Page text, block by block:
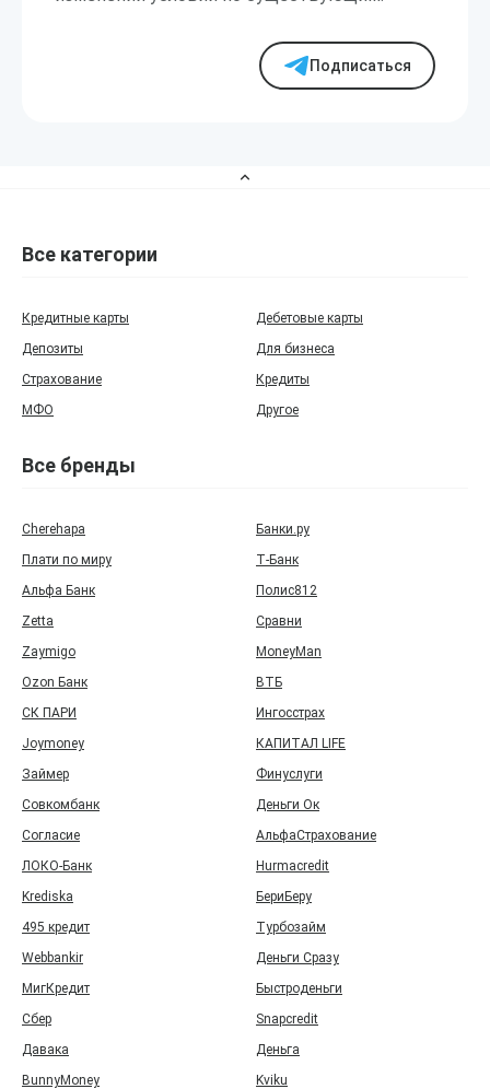
Подписаться
Все категории
Кредитные карты
Дебетовые карты
Депозиты
Для бизнеса
Страхование
Кредиты
МФО
Другое
Все бренды
Cherehapa
Банки.ру
Плати по миру
Т‑Банк
Альфа Банк
Полис812
Zetta
Сравни
Zaymigo
MoneyMan
Ozon Банк
ВТБ
СК ПАРИ
Ингосстрах
Joymoney
КАПИТАЛ LIFE
Займер
Финуслуги
Совкомбанк
Деньги Ок
Согласие
АльфаСтрахование
ЛОКО-Банк
Hurmacredit
Krediska
БериБеру
495 кредит
Турбозайм
Webbankir
Деньги Сразу
МигКредит
Быстроденьги
Сбер
Snapcredit
Давака
Деньга
BunnyMoney
Kviku